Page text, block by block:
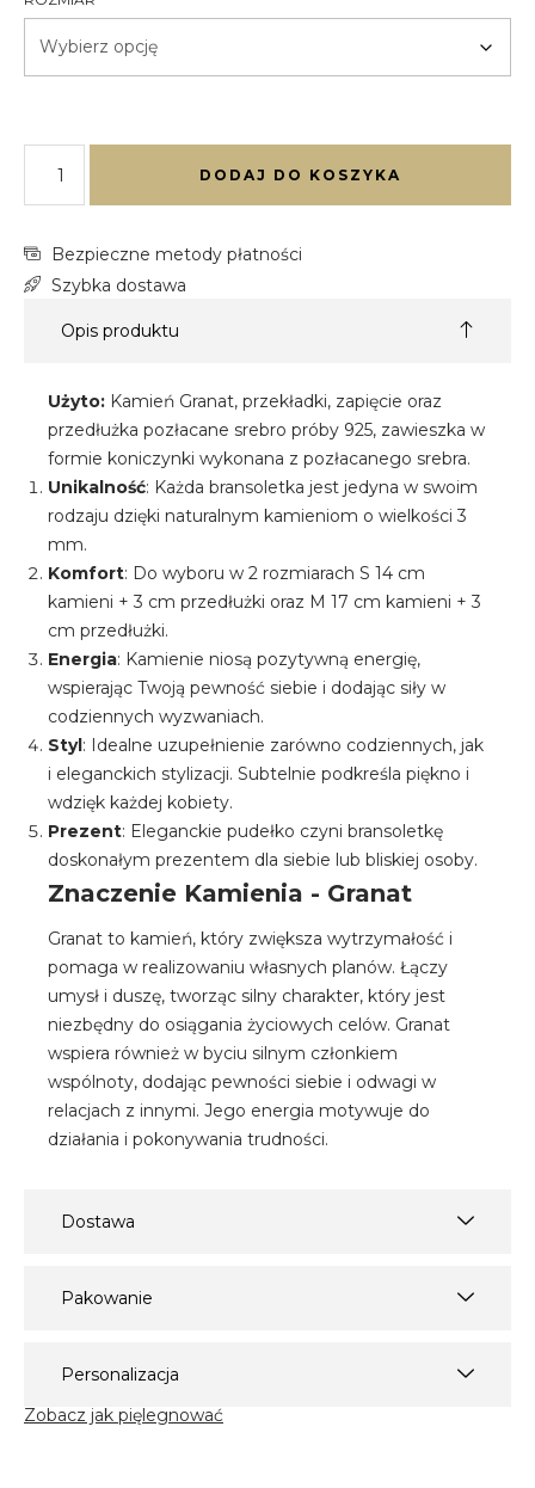
DODAJ DO KOSZYKA
Bezpieczne metody płatności
Szybka dostawa
Opis produktu
Użyto: Kamień Granat, przekładki, zapięcie oraz
przedłużka pozłacane srebro próby 925, zawieszka w
formie koniczynki wykonana z pozłacanego srebra.
Unikalność: Każda bransoletka jest jedyna w swoim
rodzaju dzięki naturalnym kamieniom o wielkości 3
mm.
Komfort: Do wyboru w 2 rozmiarach S 14 cm
kamieni + 3 cm przedłużki oraz M 17 cm kamieni + 3
cm przedłużki.
Energia: Kamienie niosą pozytywną energię,
wspierając Twoją pewność siebie i dodając siły w
codziennych wyzwaniach.
Styl: Idealne uzupełnienie zarówno codziennych, jak
i eleganckich stylizacji. Subtelnie podkreśla piękno i
wdzięk każdej kobiety.
Prezent: Eleganckie pudełko czyni bransoletkę
doskonałym prezentem dla siebie lub bliskiej osoby.
Znaczenie Kamienia - Granat
Granat to kamień, który zwiększa wytrzymałość i
pomaga w realizowaniu własnych planów. Łączy
umysł i duszę, tworząc silny charakter, który jest
niezbędny do osiągania życiowych celów. Granat
wspiera również w byciu silnym członkiem
wspólnoty, dodając pewności siebie i odwagi w
relacjach z innymi. Jego energia motywuje do
działania i pokonywania trudności.
Dostawa
Pakowanie
Personalizacja
Zobacz jak pięlegnować